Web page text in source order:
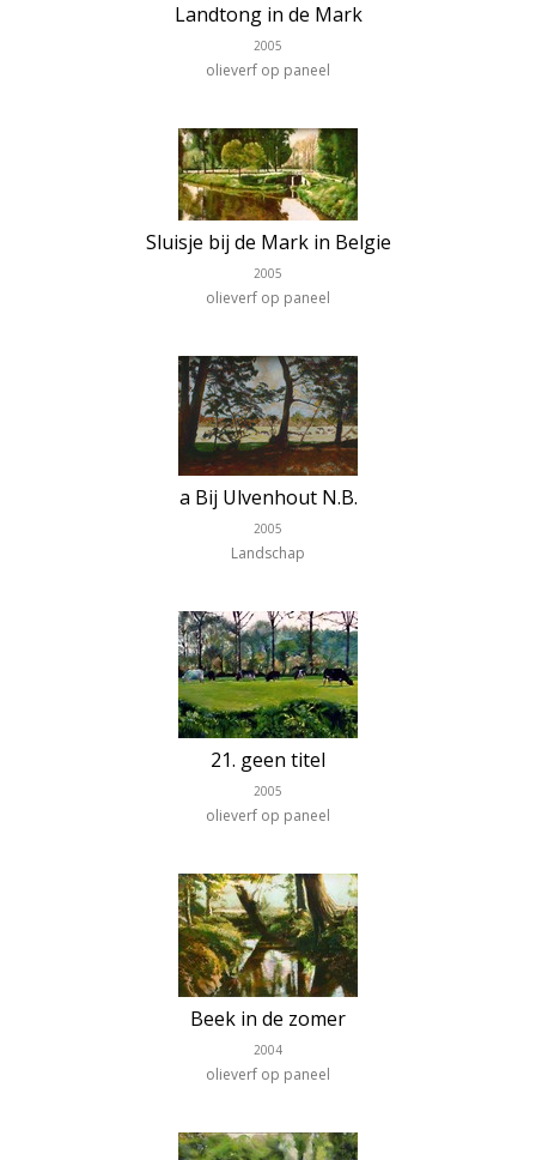
Landtong in de Mark
2005
olieverf op paneel
Sluisje bij de Mark in Belgie
2005
olieverf op paneel
a Bij Ulvenhout N.B.
2005
Landschap
21. geen titel
2005
olieverf op paneel
Beek in de zomer
2004
olieverf op paneel